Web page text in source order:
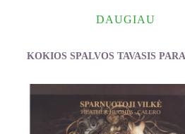
DAUGIAU
KOKIOS SPALVOS TAVASIS
Bolles Richard Nelson